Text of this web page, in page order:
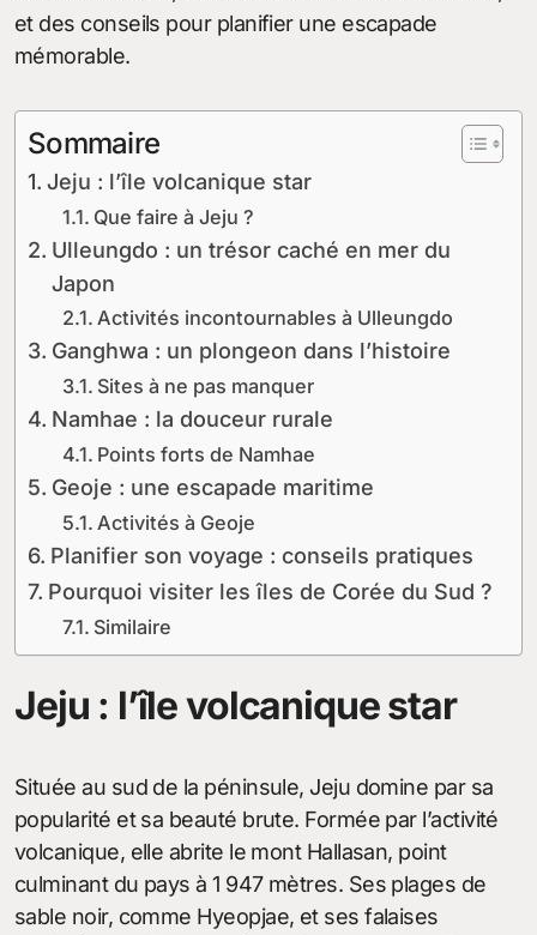
et des conseils pour planifier une escapade
mémorable.
Sommaire
Jeju : l’île volcanique star
Que faire à Jeju ?
Ulleungdo : un trésor caché en mer du
Japon
Activités incontournables à Ulleungdo
Ganghwa : un plongeon dans l’histoire
Sites à ne pas manquer
Namhae : la douceur rurale
Points forts de Namhae
Geoje : une escapade maritime
Activités à Geoje
Planifier son voyage : conseils pratiques
Pourquoi visiter les îles de Corée du Sud ?
Similaire
Jeju : l’île volcanique star
Située au sud de la péninsule, Jeju domine par sa
popularité et sa beauté brute. Formée par l’activité
volcanique, elle abrite le mont Hallasan, point
culminant du pays à 1 947 mètres. Ses plages de
sable noir, comme Hyeopjae, et ses falaises